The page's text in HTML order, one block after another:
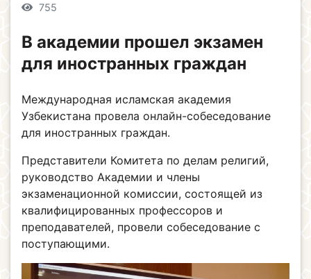
755
В академии прошел экзамен
для иностранных граждан
Международная исламская академия
Узбекистана провела онлайн-собеседование
для иностранных граждан.
Представители Комитета по делам религий,
руководство Академии и члены
экзаменационной комиссии, состоящей из
квалифицированных профессоров и
преподавателей, провели собеседование с
поступающими.